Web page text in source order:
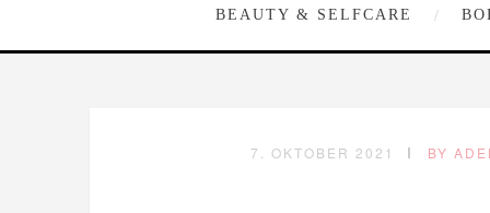
BEAUTY & SELFCARE
7. OKTOBER 2021 BY